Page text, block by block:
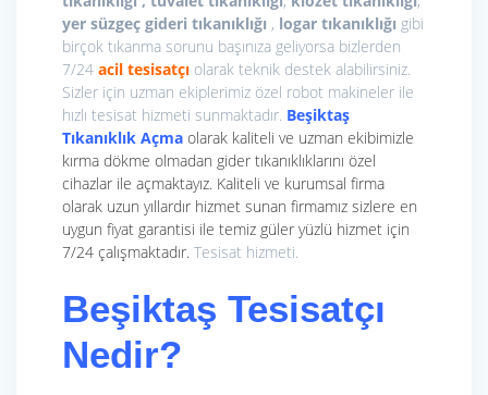
yer süzgeç gideri tıkanıklığı , logar tıkanıklığı gibi
birçok tıkanma sorunu başınıza geliyorsa bizlerden
7/24 acil tesisatçı olarak teknik destek alabilirsiniz.
Sizler için uzman ekiplerimiz özel robot makineler ile
hızlı tesisat hizmeti sunmaktadır. Beşiktaş
Tıkanıklık Açma olarak kaliteli ve uzman ekibimizle
kırma dökme olmadan gider tıkanıklıklarını özel
cihazlar ile açmaktayız. Kaliteli ve kurumsal firma
olarak uzun yıllardır hizmet sunan firmamız sizlere en
uygun fiyat garantisi ile temiz güler yüzlü hizmet için
7/24 çalışmaktadır. Tesisat hizmeti.
Beşiktaş Tesisatçı
Nedir?